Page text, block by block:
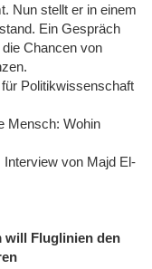
Nun stellt er in einem
Ein Gespräch
Chancen von
Politikwissenschaft
Mensch: Wohin
Interview von Majd El-
will Fluglinien den